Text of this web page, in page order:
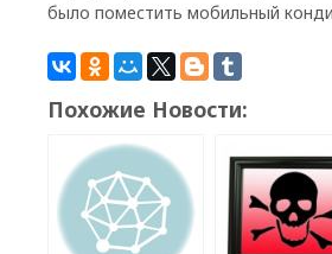
было поместить мобильный
Похожие Новости: